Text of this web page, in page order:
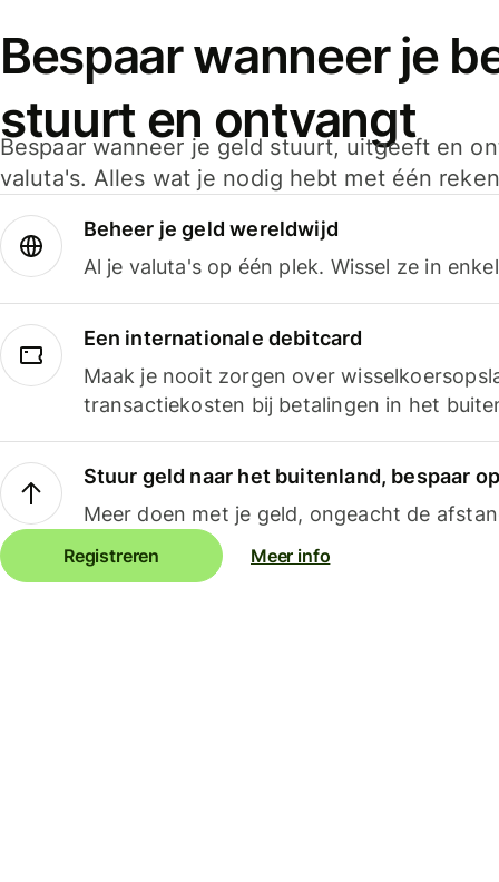
Bespaar wanneer je
stuurt en ontvangt
Bespaar wanneer je geld stuurt, uitgeeft en
valuta's. Alles wat je nodig hebt met één
Beheer je geld wereldwijd
Al je valuta's op één plek. Wissel ze in
Een internationale debitcard
Maak je nooit zorgen over
transactiekosten bij betalingen in het
Stuur geld naar het buitenland, bespaar
Meer doen met je geld, ongeacht de
Registreren Meer info